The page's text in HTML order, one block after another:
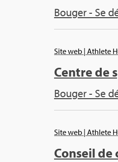
Bou­ger - Se
Site web | Ath­lete
Centre de
Bou­ger - Se
Site web | Ath­lete
Conseil de